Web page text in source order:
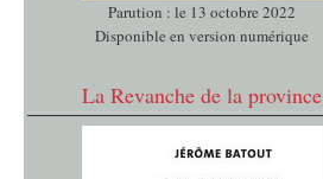
Parution : le 13 octobre 2022
Disponible en version numérique
La Revanche de la province